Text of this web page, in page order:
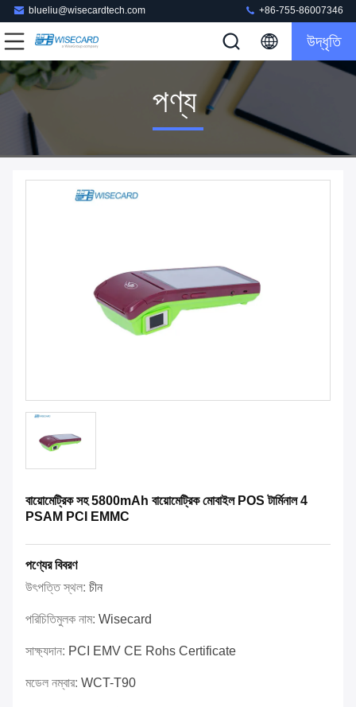
blueliu@wisecardtech.com +86-755-86007346
উদ্ধৃতি
পণ্য
বায়োমেট্রিক সহ 5800mAh বায়োমেট্রিক মোবাইল POS টার্মিনাল 4
PSAM PCI EMMC
পণ্যের বিবরণ
উৎপত্তি স্থল: চীন
পরিচিতিমুলক নাম: Wisecard
সাক্ষ্যদান: PCI EMV CE Rohs Certificate
মডেল নম্বার: WCT-T90